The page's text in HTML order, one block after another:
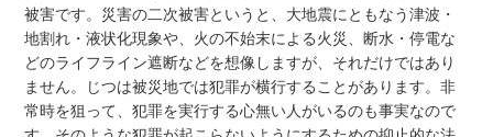
被害です。災害の二次被害というと、大地震にともなう津波・
地割れ・液状化現象や、火の不始末による火災、断水・停電な
どのライフライン遮断などを想像しますが、それだけではあり
ません。じつは被災地では犯罪が横行することがあります。非
常時を狙って、犯罪を実行する心無い人がいるのも事実なので